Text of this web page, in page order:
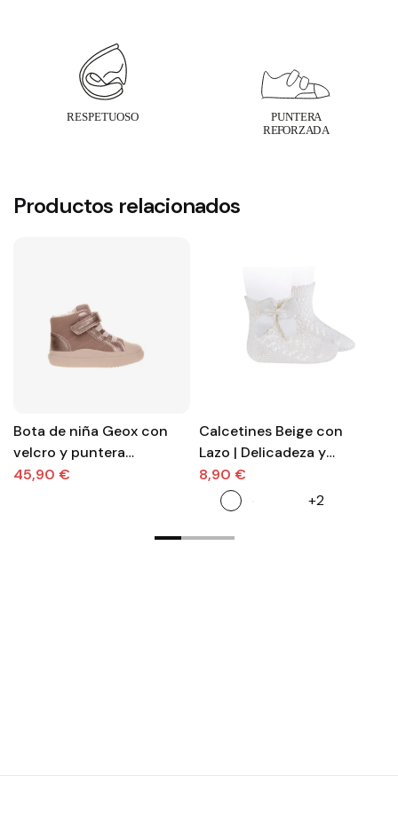
Productos relacionados
Bota de niña Geox con
velcro y puntera
reforzada.
45,90 €
Calcetines Beige con
Lazo | Delicadeza y
comodidad
8,90 €
+2